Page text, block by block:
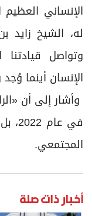
الإنساني
له، الشيخ زايد
وتواصل
الإنسان أينما
وأشار إلى أن
في
المجتمعي.
أخبار ذات صلة